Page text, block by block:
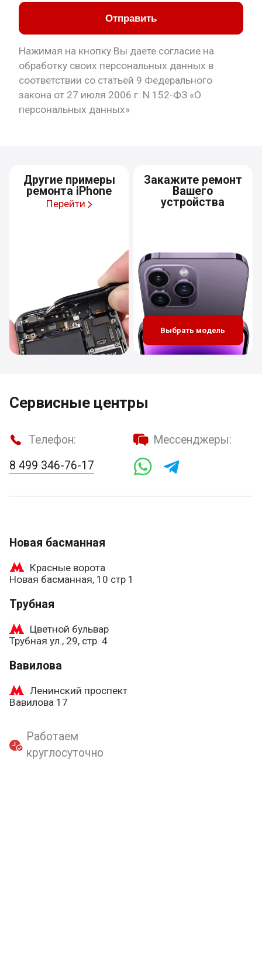
Отправить
Нажимая на кнопку Вы даете согласие на
обработку своих персональных данных в
соответствии со статьей 9 Федерального
закона от 27 июля 2006 г. N 152-ФЗ «О
персональных данных»
Другие примеры
ремонта iPhone
Перейти
Закажите ремонт
Вашего
устройства
Выбрать модель
Сервисные центры
Телефон:
8 499 346-76-17
Мессенджеры:
Новая басманная
Красные ворота
Новая басманная, 10 стр 1
Трубная
Цветной бульвар
Трубная ул., 29, стр. 4
Вавилова
Ленинский проспект
Вавилова 17
Работаем
круглосуточно